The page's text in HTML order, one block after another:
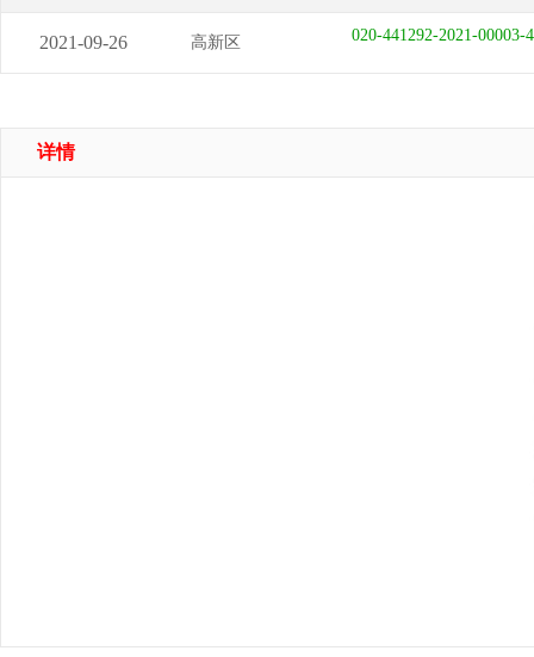
2021-09-26 高新区 020-441292-2021-00003-4
详情